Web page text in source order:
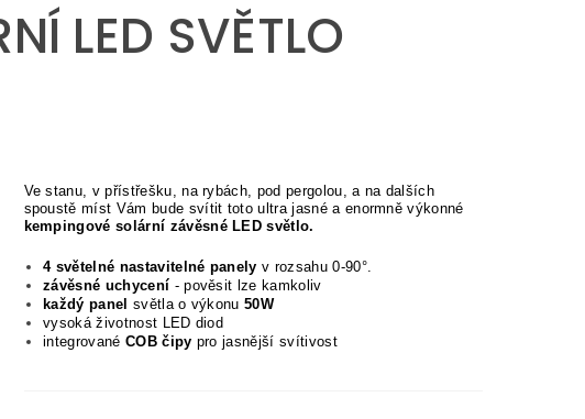
LED SVĚTLO
Ve stanu, v přístřešku, na rybách, pod pergolou, a na dalších
spoustě míst Vám bude svítit toto ultra jasné a enormně výkonné
kempingové solární závěsné LED světlo.
4 světelné nastavitelné panely v rozsahu 0-90°.
závěsné uchycení - pověsit lze kamkoliv
každý panel světla o výkonu50W
vysoká životnost LED diod
integrované COB čipy pro jasnější svítivost